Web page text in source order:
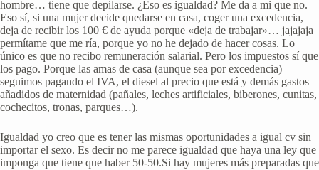
hombre… tiene que depilarse. ¿Eso es igualdad? Me da a mi que no.
Eso sí, si una mujer decide quedarse en casa, coger una excedencia,
deja de recibir los 100 € de ayuda porque «deja de trabajar»… jajajaja
permítame que me ría, porque yo no he dejado de hacer cosas. Lo
único es que no recibo remuneración salarial. Pero los impuestos sí que
los pago. Porque las amas de casa (aunque sea por excedencia)
seguimos pagando el IVA, el diesel al precio que está y demás gastos
añadidos de maternidad (pañales, leches artificiales, biberones, cunitas,
cochecitos, tronas, parques…).
Igualdad yo creo que es tener las mismas oportunidades a igual cv sin
importar el sexo. Es decir no me parece igualdad que haya una ley que
imponga que tiene que haber 50-50.Si hay mujeres más preparadas que